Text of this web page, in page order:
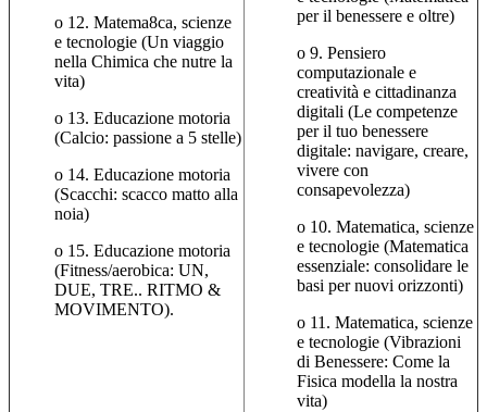
o 12. Matema8ca, scienze
e tecnologie (Un viaggio
nella Chimica che nutre la
vita)
o 13. Educazione motoria
(Calcio: passione a 5 stelle)
o 14. Educazione motoria
(Scacchi: scacco matto alla
noia)
o 15. Educazione motoria
(Fitness/aerobica: UN,
DUE, TRE.. RITMO &
MOVIMENTO).
per il benessere e oltre)
o 9. Pensiero
computazionale e
creatività e cittadinanza
digitali (Le competenze
per il tuo benessere
digitale: navigare, creare,
vivere con
consapevolezza)
o 10. Matematica, scienze
e tecnologie (Matematica
essenziale: consolidare le
basi per nuovi orizzonti)
o 11. Matematica, scienze
e tecnologie (Vibrazioni
di Benessere: Come la
Fisica modella la nostra
vita)